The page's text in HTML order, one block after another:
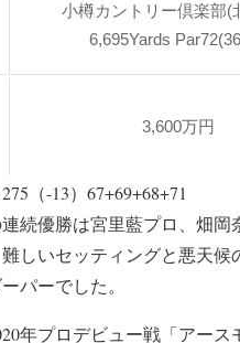
小樽カントリー倶楽部(
6,695Yards
3,600万円
（-13）67+69+68+71
続優勝は宮里藍プロ、畑岡
しいセッティングと悪天候
パーでした。
年プロデビュー戦「アース